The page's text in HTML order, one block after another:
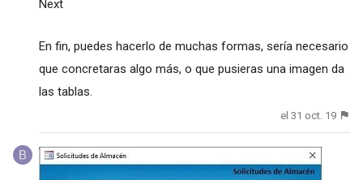
Next
En fin, puedes hacerlo de muchas formas, sería necesario
que concretaras algo más, o que pusieras una imagen da
las tablas.
el 31 oct. 19